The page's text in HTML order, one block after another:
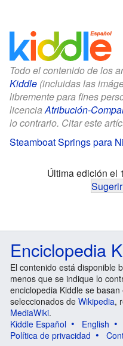
Todo el contenido de los
Kiddle (incluidas las
libremente para fines
licenciaAtribución-
lo contrario. Citar este
Steamboat Springs para
Última edición el
Enciclopedia
El contenido está disponible
menos que se indique lo
enciclopedia Kiddle se
seleccionados de Wikipedia,
MediaWiki.
Kiddle Español
English
Política de privacidad